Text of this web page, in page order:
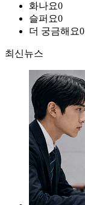
화나요0
슬퍼요0
더 궁금해요0
최신뉴스